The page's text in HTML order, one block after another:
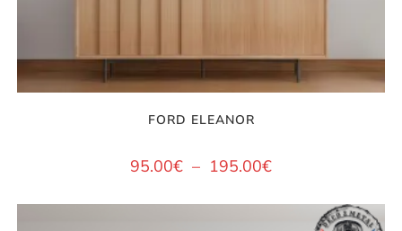
FORD ELEANOR
95.00€ – 195.00€